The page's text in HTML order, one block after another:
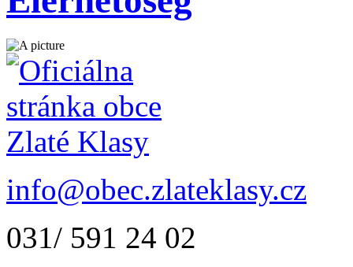
info@obec.zlateklasy.cz
031/ 591 24 02